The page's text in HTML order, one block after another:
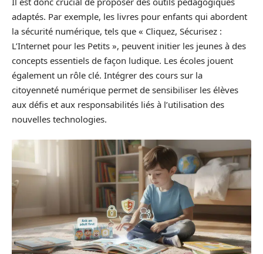
adaptés. Par exemple, les livres pour enfants qui abordent
la sécurité numérique, tels que « Cliquez, Sécurisez :
L’Internet pour les Petits », peuvent initier les jeunes à des
concepts essentiels de façon ludique. Les écoles jouent
également un rôle clé. Intégrer des cours sur la
citoyenneté numérique permet de sensibiliser les élèves
aux défis et aux responsabilités liés à l’utilisation des
nouvelles technologies.